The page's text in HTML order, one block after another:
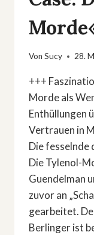
Von Sucy 28.
+++
Morde als
Enthüllungen
Vertrauen in
Die fesselnde
Die Tylenol-
Guendelman
zuvor an
gearbeitet.
Berlinger ist